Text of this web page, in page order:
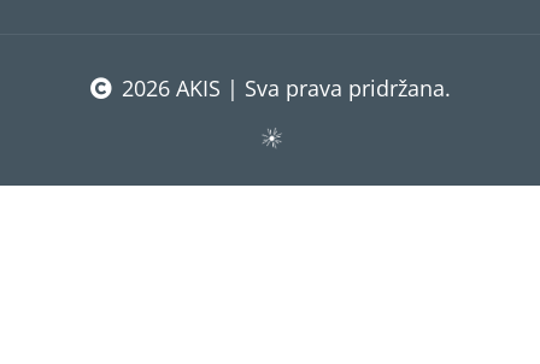
2026 AKIS | Sva prava pridržana.